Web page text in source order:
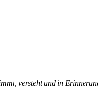
versteht und in